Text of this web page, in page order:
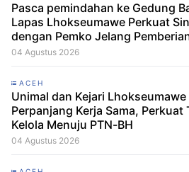
Pasca pemindahan ke Gedung
Lapas Lhokseumawe Perkuat
dengan Pemko Jelang
Remisi HUT RI
04 Agustus 2026
ACEH
Unimal dan Kejari Lhokseumawe
Perpanjang Kerja Sama, Perkuat
Kelola Menuju PTN-BH
04 Agustus 2026